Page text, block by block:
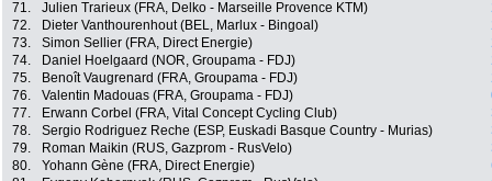
71.
Julien Trarieux (FRA, Delko - Marseille Provence KTM)
72.
Dieter Vanthourenhout (BEL, Marlux - Bingoal)
73.
Simon Sellier (FRA, Direct Energie)
74.
Daniel Hoelgaard (NOR, Groupama - FDJ)
75.
Benoît Vaugrenard (FRA, Groupama - FDJ)
76.
Valentin Madouas (FRA, Groupama - FDJ)
77.
Erwann Corbel (FRA, Vital Concept Cycling Club)
78.
Sergio Rodriguez Reche (ESP, Euskadi Basque Country - Murias)
79.
Roman Maikin (RUS, Gazprom - RusVelo)
80.
Yohann Gène (FRA, Direct Energie)